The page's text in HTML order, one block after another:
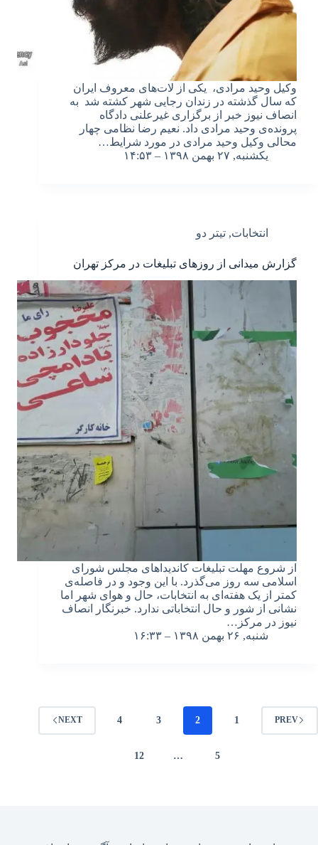
وکیل وحید مرادی، یکی از لات‌های معروف ایران
که سال گذشته در زندان رجایی شهر کشته شد به
انصاف نیوز خبر از برگزاری غیرعلنی دادگاه
پرونده‌‌ی وحید مرادی داد. نعیم رضا نظامی چهار
محالی وکیل وحید مرادی در مورد شرایط…
یکشنبه, ۲۷ بهمن ۱۳۹۸ – ۱۴:۵۳
انتخابات, تیتر دو
گزارش میدانی از روزهای تبلیغات در مرکز تهران
از شروع مهلت تبلیغات کاندیداهای مجلس شورای
اسلامی سه روز می‌گذرد. با این وجود و در فاصله‌ی
کمتر از یک هفته‌ای به انتخابات، حال و هوای شهر اما
نشانی از شور و حال انتخاباتی ندارد. خبرنگار انصاف
نیوز در مرکز…
شنبه, ۲۶ بهمن ۱۳۹۸ – ۱۶:۳۳
PREV
1
2
3
4
5
…
12
NEXT